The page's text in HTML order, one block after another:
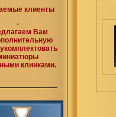
клиенты
-
Вам
клинками.